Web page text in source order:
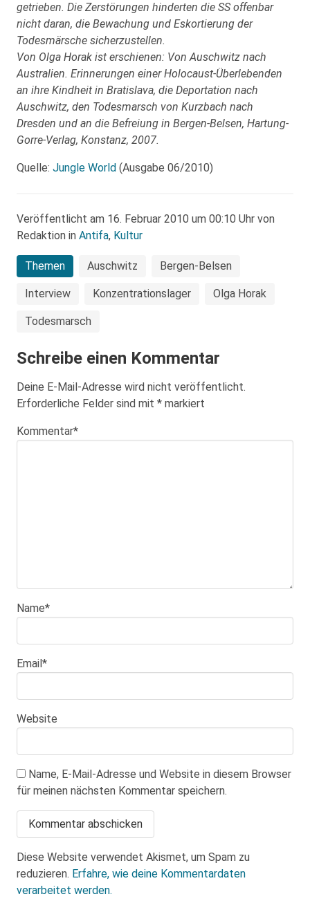
getrieben. Die Zerstörungen hinderten die SS offenbar
nicht daran, die Bewachung und Eskortierung der
Todesmärsche sicherzustellen.
Von Olga Horak ist erschienen: Von Auschwitz nach
Australien. Erinnerungen einer Holocaust-Überlebenden
an ihre Kindheit in Bratislava, die Deportation nach
Auschwitz, den Todesmarsch von Kurzbach nach
Dresden und an die Befreiung in Bergen-Belsen, Hartung-
Gorre-Verlag, Konstanz, 2007.
Quelle: Jungle World (Ausgabe 06/2010)
Veröffentlicht am 16. Februar 2010 um 00:10 Uhr von
Redaktion in Antifa, Kultur
Themen Auschwitz Bergen-Belsen
Interview Konzentrationslager Olga Horak
Todesmarsch
Schreibe einen Kommentar
Deine E-Mail-Adresse wird nicht veröffentlicht.
Erforderliche Felder sind mit * markiert
Kommentar*
Name*
Email*
Website
Name, E-Mail-Adresse und Website in diesem Browser
für meinen nächsten Kommentar speichern.
Diese Website verwendet Akismet, um Spam zu
reduzieren. Erfahre, wie deine Kommentardaten
verarbeitet werden.